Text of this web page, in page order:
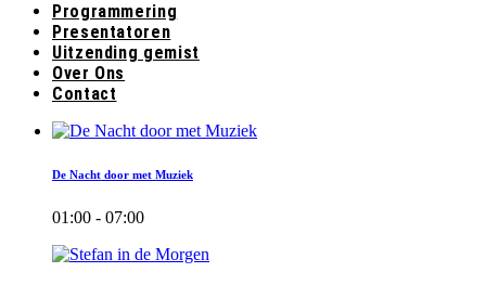
Programmering
Presentatoren
Uitzending gemist
Over Ons
Contact
De Nacht door met Muziek
01:00 - 07:00